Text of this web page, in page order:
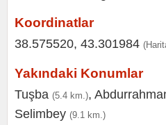
Koordinatlar
38.575520, 43.301984
Yakındaki Konumlar
Tuşba (5.4 km.),
Selimbey (9.1 km.)